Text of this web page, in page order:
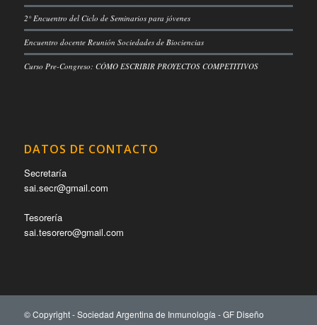
2° Encuentro del Ciclo de Seminarios para jóvenes
Encuentro docente Reunión Sociedades de Biociencias
Curso Pre-Congreso: CÓMO ESCRIBIR PROYECTOS COMPETITIVOS
DATOS DE CONTACTO
Secretaría
sai.secr@gmail.com
Tesorería
sai.tesorero@gmail.com
© Copyright - Sociedad Argentina de Inmunología -GF Diseño